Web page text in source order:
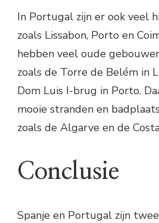
In Portugal zijn er ook veel
zoals Lissabon, Porto en
hebben veel oude
zoals de Torre de Belém in
Dom Luis I-brug in Porto.
mooie stranden en
zoals de Algarve en de
Conclusie
Spanje en Portugal zijn